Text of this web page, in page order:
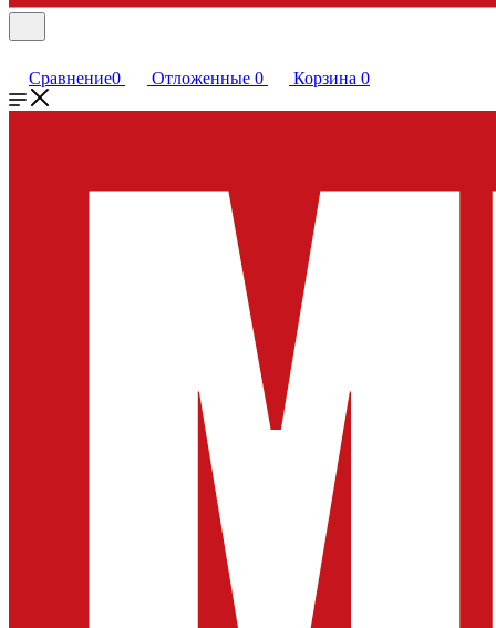
Сравнение0 Отложенные 0 Корзина 0